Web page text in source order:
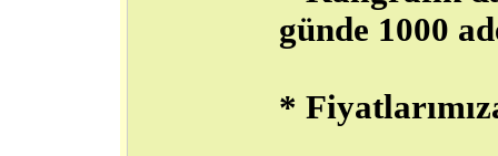
günde 1000
*